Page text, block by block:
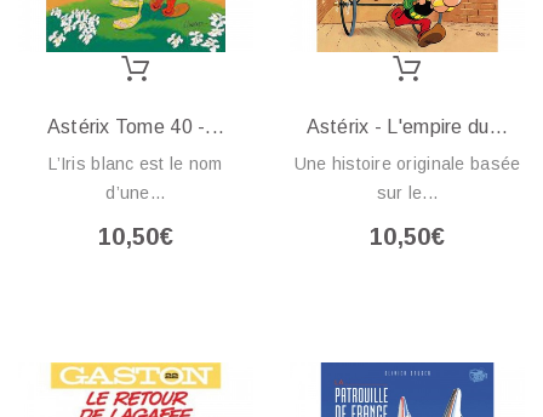
Astérix Tome 40 -...
L’Iris blanc est le nom
d’une...
10,50€
Astérix - L'empire du...
Une histoire originale basée
sur le...
10,50€